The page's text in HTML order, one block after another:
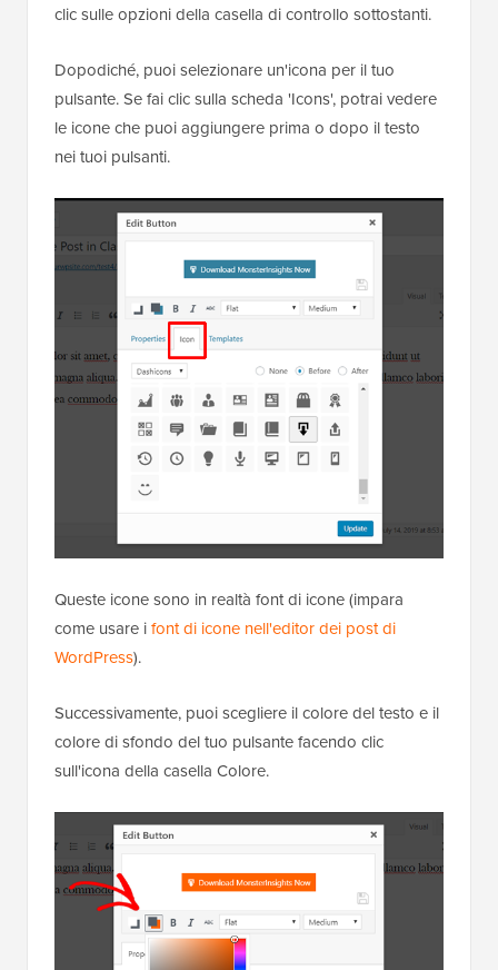
clic sulle opzioni della casella di controllo sottostanti.
Dopodiché, puoi selezionare un'icona per il tuo
pulsante. Se fai clic sulla scheda 'Icons', potrai vedere
le icone che puoi aggiungere prima o dopo il testo
nei tuoi pulsanti.
Queste icone sono in realtà font di icone (impara
come usare ifont di icone nell'editor dei post di
WordPress).
Successivamente, puoi scegliere il colore del testo e il
colore di sfondo del tuo pulsante facendo clic
sull'icona della casella Colore.